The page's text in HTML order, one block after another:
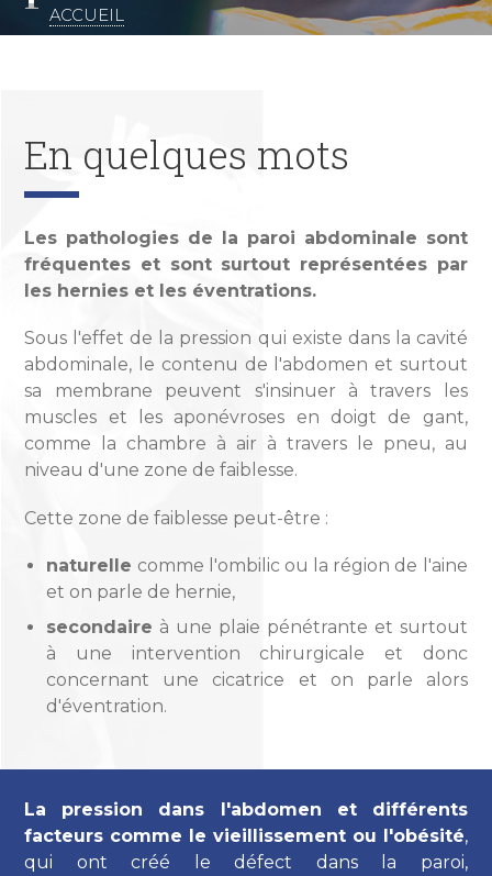
ACCUEIL
En quelques mots
Les pathologies de la paroi abdominale sont
fréquentes et sont surtout représentées par
les hernies et les éventrations.
Sous l'effet de la pression qui existe dans la cavité
abdominale, le contenu de l'abdomen et surtout
sa membrane peuvent s'insinuer à travers les
muscles et les aponévroses en doigt de gant,
comme la chambre à air à travers le pneu, au
niveau d'une zone de faiblesse.
Cette zone de faiblesse peut-être :
naturelle comme l'ombilic ou la région de l'aine
et on parle de hernie,
secondaire à une plaie pénétrante et surtout
à une intervention chirurgicale et donc
concernant une cicatrice et on parle alors
d'éventration.
La pression dans l'abdomen et différents
facteurs comme le vieillissement ou l'obésité,
qui ont créé le défect dans la paroi,